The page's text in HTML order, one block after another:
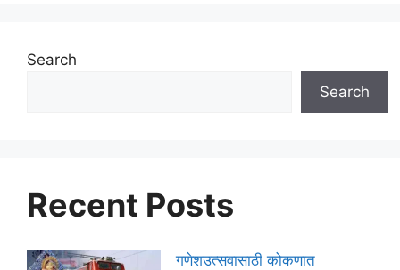
Search
Search
Recent Posts
गणेशउत्सवासाठी कोकणात